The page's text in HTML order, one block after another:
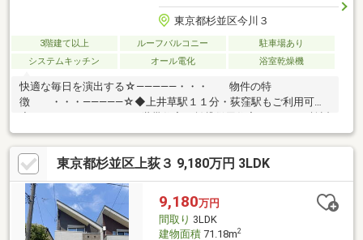
東京都杉並区今川３
3階建て以上 ルーフバルコニー
駐車場あり
システムキッチン
オール電化 浴室乾燥機
快適な毎日を演出する☆―――――・・・ 物件の特
徴 ・・・―――――☆◆上井草駅１１分・荻窪駅もご利用可！
が可能です♪◆全室南向きの明るい居室設計♪◇リフォームやリノ
ベーションで更に魅力的に♪まずは、現地をご案内させていただき
ます！☆―――――・・・ ―☆― ・・・―――――☆
東京都杉並区上荻３ 9,180万円 3LDK
9,180万円
間取り 3LDK
建物面積71.18m2